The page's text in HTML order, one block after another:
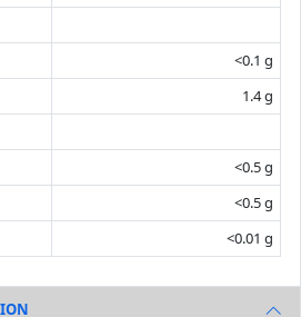
<0.1 g
1.4 g
<0.5 g
<0.5 g
<0.01 g